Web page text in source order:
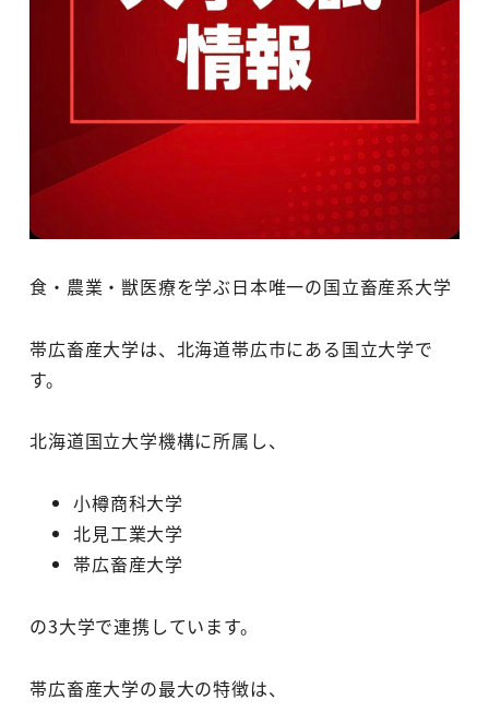
食・農業・獣医療を学ぶ日本唯一の国立畜産系大学
帯広畜産大学は、北海道帯広市にある国立大学で
す。
北海道国立大学機構に所属し、
小樽商科大学
北見工業大学
帯広畜産大学
の3大学で連携しています。
帯広畜産大学の最大の特徴は、